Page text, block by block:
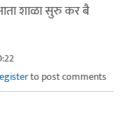
शाळा सुरु कर बै
to post comments